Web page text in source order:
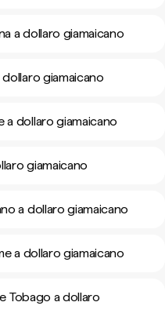
a dollaro giamaicano
giamaicano
a dollaro giamaicano
giamaicano
a dollaro giamaicano
a dollaro giamaicano
Tobago a dollaro